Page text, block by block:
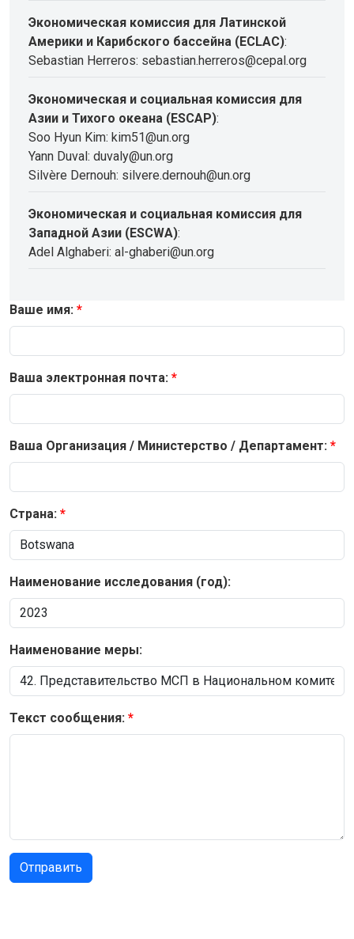
Экономическая комиссия для Латинской
Америки и Карибского бассейна (ECLAC):
Sebastian Herreros: sebastian.herreros@cepal.org
Экономическая и социальная комиссия для
Азии и Тихого океана (ESCAP):
Soo Hyun Kim: kim51@un.org
Yann Duval: duvaly@un.org
Silvère Dernouh: silvere.dernouh@un.org
Экономическая и социальная комиссия для
Западной Азии (ESCWA):
Adel Alghaberi: al-ghaberi@un.org
Ваше имя:
Ваша электронная почта:
Ваша Организация / Министерство / Департамент:
Страна:
Наименование исследования (год):
Наименование меры:
Текст сообщения: